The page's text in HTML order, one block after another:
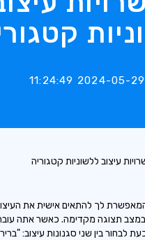
2024-05-29 11:24:49
עיצוב ללשוניות קטגוריה
לך להתאים אישית את
במצב תצוגה מקדימה. כאשר אתה
לבחור בין שני סגנונות עיצוב: